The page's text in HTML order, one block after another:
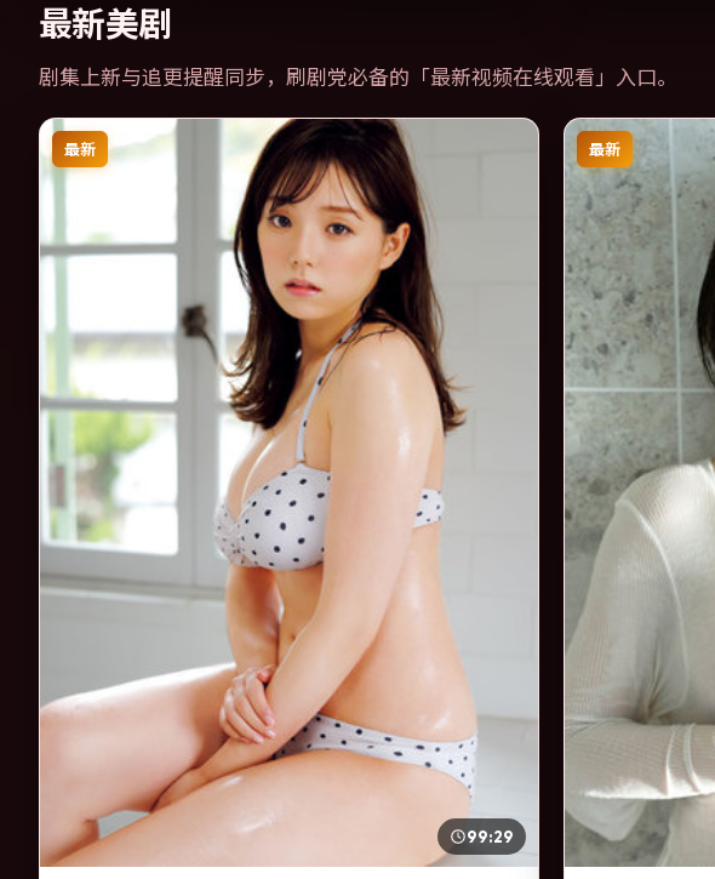
最新美剧
剧集上新与追更提醒同步，刷剧党必备的「最新视频在线观看 」入口。
最新
99:29
最新